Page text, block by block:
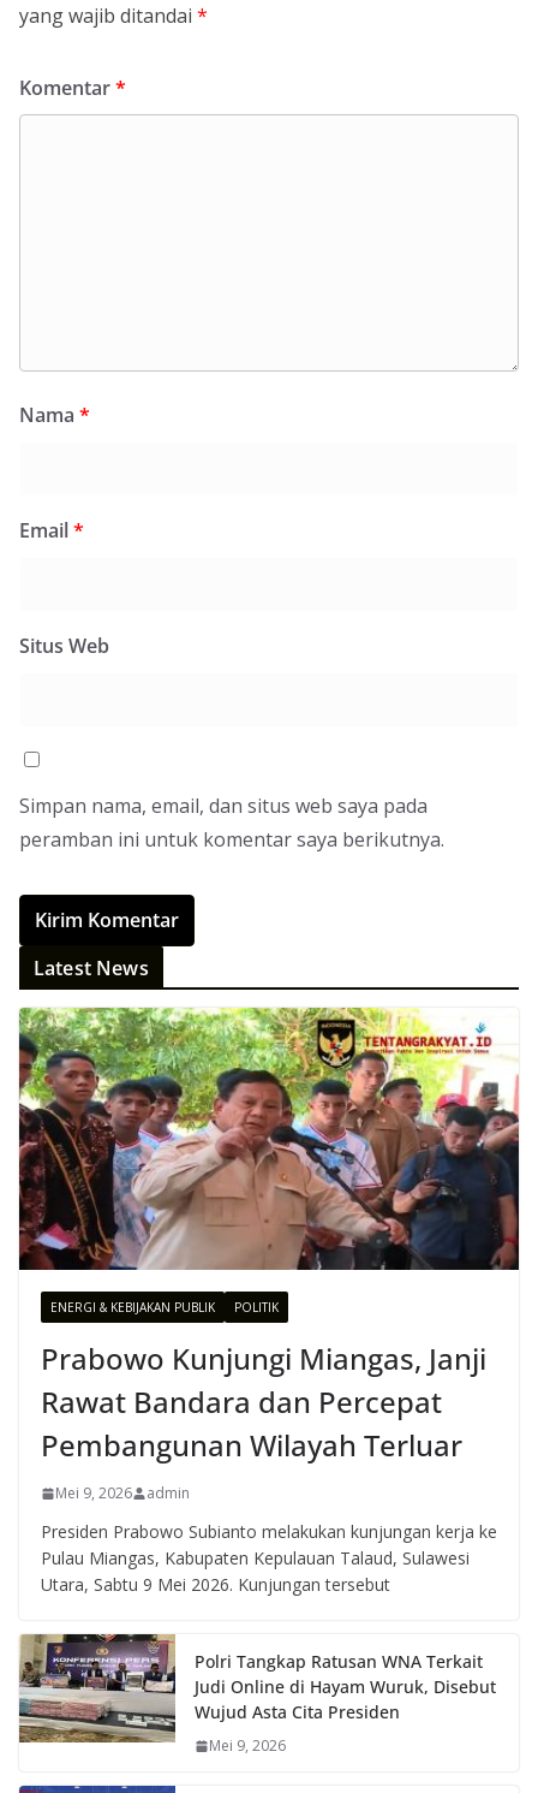
yang wajib ditandai *
Komentar*
Nama *
Email*
Situs Web
Simpan nama, email, dan situs web saya pada
peramban ini untuk komentar saya berikutnya.
Latest News
ENERGI & KEBIJAKAN PUBLIK POLITIK
Prabowo Kunjungi Miangas, Janji
Rawat Bandara dan Percepat
Pembangunan Wilayah Terluar
Mei 9, 2026 admin
Presiden Prabowo Subianto melakukan kunjungan kerja ke
Pulau Miangas, Kabupaten Kepulauan Talaud, Sulawesi
Utara, Sabtu 9 Mei 2026. Kunjungan tersebut
Polri Tangkap Ratusan WNA Terkait
Judi Online di Hayam Wuruk, Disebut
Wujud Asta Cita Presiden
Mei 9, 2026